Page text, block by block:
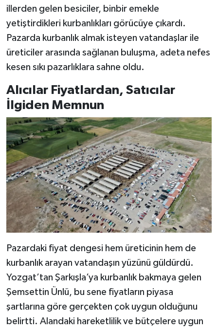
illerden gelen besiciler, binbir emekle
yetiştirdikleri kurbanlıkları görücüye çıkardı.
Pazarda kurbanlık almak isteyen vatandaşlar ile
üreticiler arasında sağlanan buluşma, adeta nefes
kesen sıkı pazarlıklara sahne oldu.
Alıcılar Fiyatlardan, Satıcılar
İlgiden Memnun
Pazardaki fiyat dengesi hem üreticinin hem de
kurbanlık arayan vatandaşın yüzünü güldürdü.
Yozgat’tan Şarkışla’ya kurbanlık bakmaya gelen
Şemsettin Ünlü, bu sene fiyatların piyasa
şartlarına göre gerçekten çok uygun olduğunu
belirtti. Alandaki hareketlilik ve bütçelere uygun